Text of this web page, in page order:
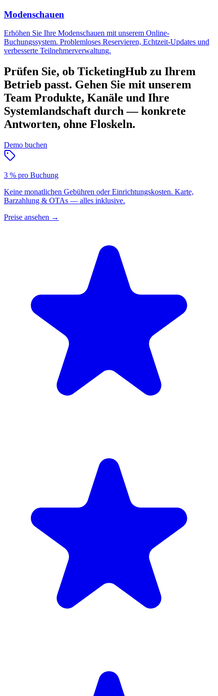
Modenschauen
Erhöhen Sie Ihre Modenschauen mit unserem Online-
Buchungssystem. Problemloses Reservieren, Echtzeit-Updates und
verbesserte Teilnehmerverwaltung.
Prüfen Sie, ob TicketingHub zu Ihrem
Betrieb passt. Gehen Sie mit unserem
Team Produkte, Kanäle und Ihre
Systemlandschaft durch — konkrete
Antworten, ohne Floskeln.
Demo buchen
3 % pro Buchung
Keine monatlichen Gebühren oder Einrichtungskosten. Karte,
Barzahlung & OTAs — alles inklusive.
Preise ansehen →